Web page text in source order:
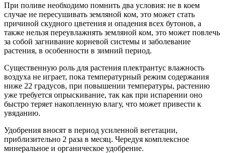
При поливе необходимо помнить два условия: не в коем
случае не пересушивать земляной ком, это может стать
причиной скудного цветения и опадения всех бутонов, а
также нельзя переувлажнять земляной ком, это может повлечь
за собой загнивание корневой системы и заболевание
растения, в особенности в зимний период.
Существенную роль для растения плектрантус влажность
воздуха не играет, пока температурный режим содержания
ниже 22 градусов, при повышении температуры, растению
уже требуется опрыскивание, так как при испарении оно
быстро теряет накопленную влагу, что может привести к
увяданию.
Удобрения вносят в период усиленной вегетации,
приблизительно 2 раза в месяц. Чередуя комплексное
минеральное и органическое удобрение.